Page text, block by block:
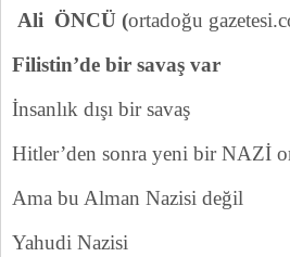
Ali ÖNCÜ (ortadoğu
Filistin’de bir savaş var
İnsanlık dışı bir savaş
Hitler’den sonra yeni bir NAZİ
Ama bu Alman Nazisi değil
Yahudi Nazisi